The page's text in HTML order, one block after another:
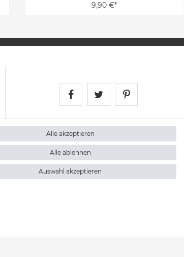
9,90 €*
Alle akzeptieren
Alle ablehnen
Auswahl akzeptieren